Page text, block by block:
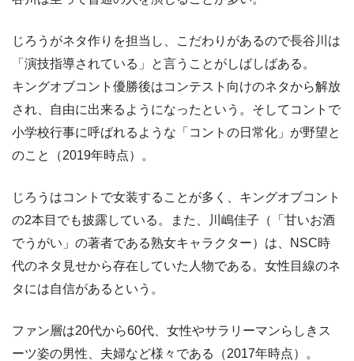
じろうがネタ作りを担当し、こだわりがあるので長谷川は
「演技指導されている」と言うことがしばしばある。
キングオブコント優勝後はコンテスト向けのネタから解放
され、自由に出来るようになったという。そしてコントで
小学校行事に呼ばれるような「コントの日常化」が野望と
のこと（2019年時点）。
じろうはコントで女装することが多く、キングオブコント
の2本目でも披露している。また、川嶋佳子（「甘いお酒
でうがい」の著者である熟女キャラクター）は、NSC時
代のネタ見せから存在していた人物である。女性目線のネ
タには自信があるという。
ファン層は20代から60代、女性やサラリーマンらしきス
ーツ姿の男性、夫婦など様々である（2017年時点）。